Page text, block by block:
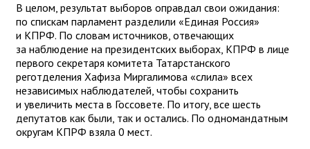
В целом, результат выборов оправдал свои ожидания:
по спискам парламент разделили «Единая Россия»
и КПРФ. По словам источников, отвечающих
за наблюдение на президентских выборах, КПРФ в лице
первого секретаря комитета Татарстанского
реготделения Хафиза Миргалимова «слила» всех
независимых наблюдателей, чтобы сохранить
и увеличить места в Госсовете. По итогу, все шесть
депутатов как были, так и остались. По одномандатным
округам КПРФ взяла 0 мест.